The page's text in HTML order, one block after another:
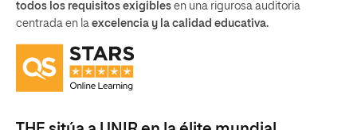
todos los requisitos exigibles en una rigurosa auditoria
centrada en la excelencia y la calidad educativa.